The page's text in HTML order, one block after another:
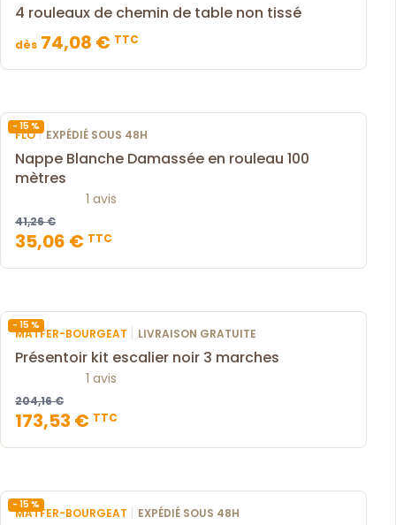
4 rouleaux de chemin de table non tissé
dès 74,08 € TTC
- 15 %
FLO| EXPÉDIÉ SOUS 48H
Nappe Blanche Damassée en rouleau 100
mètres
1 avis
41,26 €
35,06 € TTC
- 15 %
MATFER-BOURGEAT | LIVRAISON GRATUITE
Présentoir kit escalier noir 3 marches
1 avis
204,16 €
173,53 € TTC
- 15 %
MATFER-BOURGEAT | EXPÉDIÉ SOUS 48H